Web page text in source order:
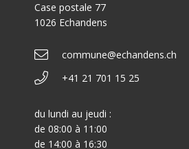
Case postale 77
1026 Echandens
commune@echandens.ch
+41 21 701 15 25
du lundi au jeudi :
de 08:00 à 11:00
de 14:00 à 16:30